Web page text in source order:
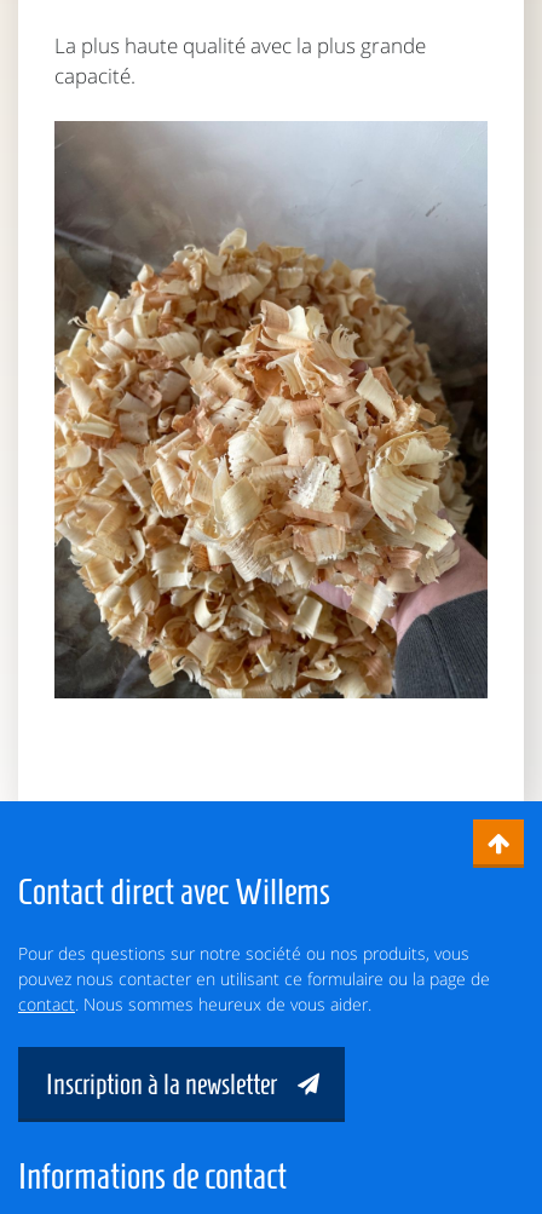
La plus haute qualité avec la plus grande
capacité.
Contact direct avec Willems
Pour des questions sur notre société ou nos produits, vous
pouvez nous contacter en utilisant ce formulaire ou la page de
contact. Nous sommes heureux de vous aider.
Inscription à la newsletter
Informations de contact